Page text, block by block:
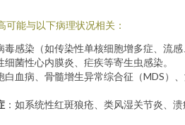
能与以下病理状况相关：
毒感染（如传染性单核细胞增多症、流感
菌性心内膜炎、疟疾等寄生虫感染。
白血病、骨髓增生异常综合征（MDS）
：如系统性红斑狼疮、类风湿关节炎、